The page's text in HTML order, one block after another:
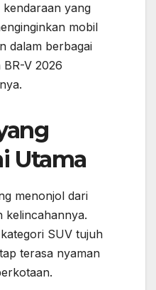
yang
mobil
dalam berbagai
BR-V 2026
Utama
menonjol dari
kelincahannya.
SUV tujuh
terasa nyaman